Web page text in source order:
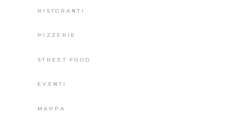
RISTORANTI
PIZZERIE
STREET FOOD
EVENTI
MAPPA